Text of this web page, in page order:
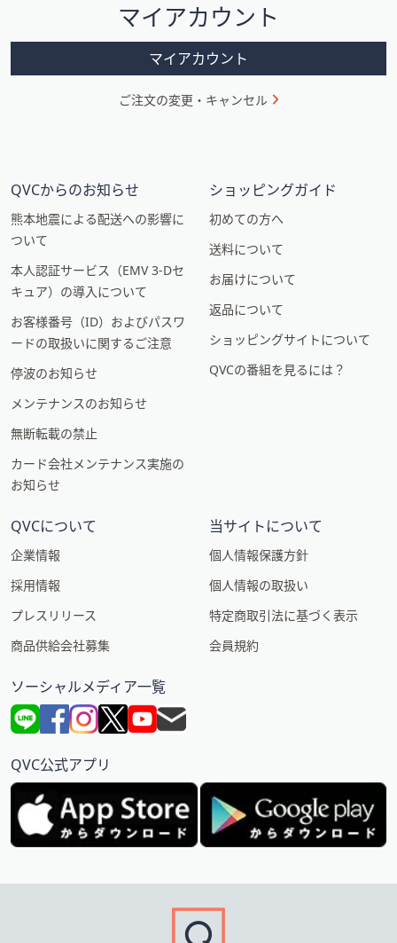
ン
マイアカウント
マイアカウント
ご注文の変更・キャンセル
QVCからのお知らせ
熊本地震による配送への影響に
ついて
本人認証サービス（EMV 3-Dセ
キュア）の導入について
お客様番号（ID）およびパスワ
ードの取扱いに関するご注意
停波のお知らせ
メンテナンスのお知らせ
無断転載の禁止
カード会社メンテナンス実施の
お知らせ
ショッピングガイド
初めての方へ
送料について
お届けについて
返品について
ショッピングサイトについて
QVCの番組を見るには？
QVCについて
企業情報
採用情報
プレスリリース
商品供給会社募集
当サイトについて
個人情報保護方針
個人情報の取扱い
特定商取引法に基づく表示
会員規約
ソーシャルメディア一覧
QVC公式アプリ